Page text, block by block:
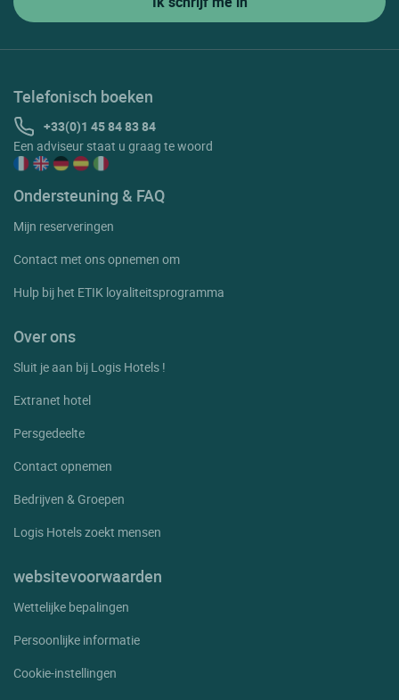
Telefonisch boeken
+33(0)1 45 84 83 84
Een adviseur staat u graag te woord
Ondersteuning & FAQ
Mijn reserveringen
Contact met ons opnemen om
Hulp bij het ETIK loyaliteitsprogramma
Over ons
Sluit je aan bij Logis Hotels !
Extranet hotel
Persgedeelte
Contact opnemen
Bedrijven & Groepen
Logis Hotels zoekt mensen
websitevoorwaarden
Wettelijke bepalingen
Persoonlijke informatie
Cookie-instellingen